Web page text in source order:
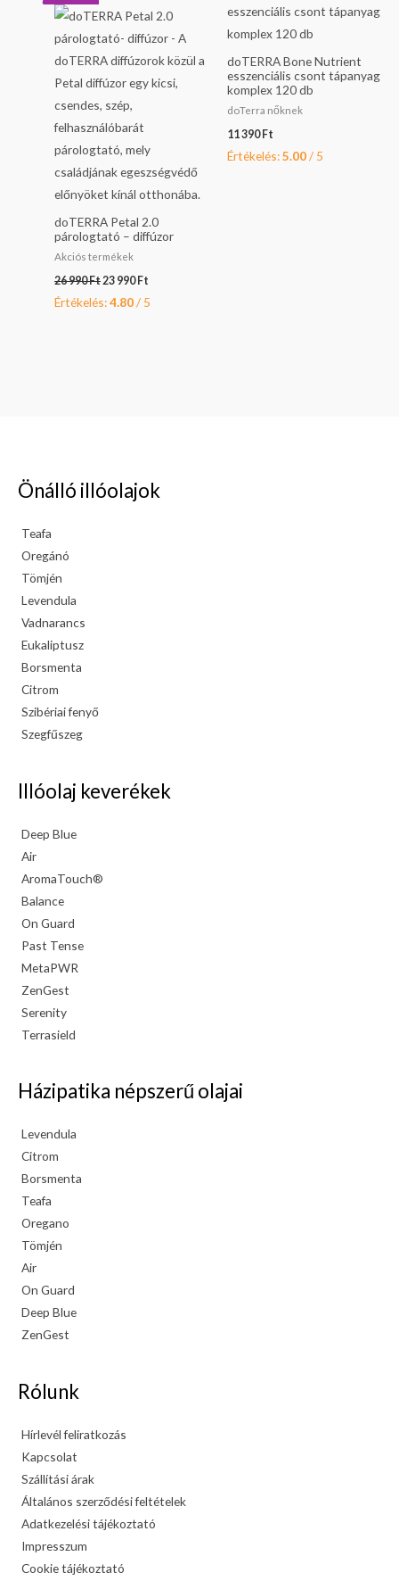
doTERRA Petal 2.0
párologtató – diffúzor
Akciós termékek
26 990Ft
was:
990 Ft.
23 990 Ft
is:
990 Ft.
Értékelés:4.80/ 5
doTERRA Bone Nutrient
esszenciális csont tápanyag
komplex 120 db
doTerra nőknek
11 390 Ft
Értékelés:5.00/ 5
Önálló illóolajok
Teafa
Oregánó
Tömjén
Levendula
Vadnarancs
Eukaliptusz
Borsmenta
Citrom
Szibériai fenyő
Szegfűszeg
Illóolaj keverékek
Deep Blue
Air
AromaTouch®
Balance
On Guard
Past Tense
MetaPWR
ZenGest
Serenity
Terrasield
Házipatika népszerű olajai
Levendula
Citrom
Borsmenta
Teafa
Oregano
Tömjén
Air
On Guard
Deep Blue
ZenGest
Rólunk
Hírlevél feliratkozás
Kapcsolat
Szállítási árak
Általános szerződési feltételek
Adatkezelési tájékoztató
Impresszum
Cookie tájékoztató